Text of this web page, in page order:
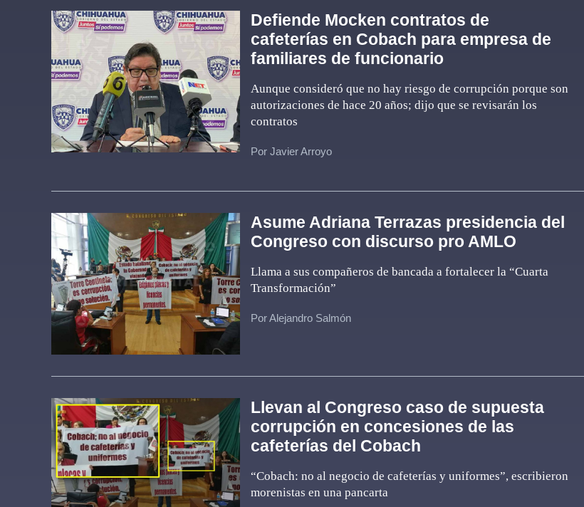
Defiende Mocken contratos de
cafeterías en Cobach para empresa de
familiares de funcionario
Aunque consideró que no hay riesgo de corrupción porque son
autorizaciones de hace 20 años; dijo que se revisarán los
contratos
Por Javier Arroyo
Asume Adriana Terrazas presidencia del
Congreso con discurso pro AMLO
Llama a sus compañeros de bancada a fortalecer la “Cuarta
Transformación”
Por Alejandro Salmón
Llevan al Congreso caso de supuesta
corrupción en concesiones de las
cafeterías del Cobach
“Cobach: no al negocio de cafeterías y uniformes”, escribieron
morenistas en una pancarta